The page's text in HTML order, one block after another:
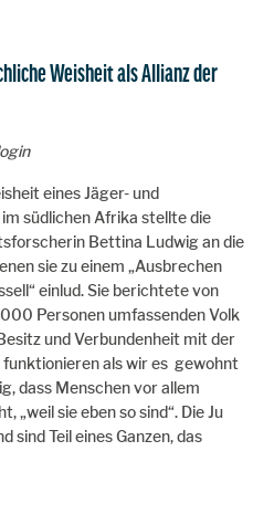
Weisheit als Allianz der
eines Jäger- und
südlichen Afrika stellte die
Bettina Ludwig an die
sie zu einem „Ausbrechen
einlud. Sie berichtete von
Personen umfassenden Volk
und Verbundenheit mit der
als wir es gewohnt
dass Menschen vor allem
„weil sie eben so sind“. Die Ju
sind Teil eines Ganzen, das